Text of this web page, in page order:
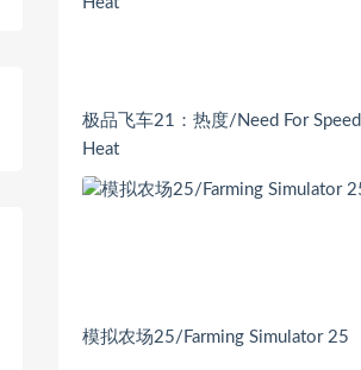
极品飞车21：热度/Need For Speed
Heat
模拟农场25/Farming Simulator 25